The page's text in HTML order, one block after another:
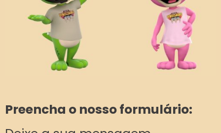
Preencha o nosso formulário: